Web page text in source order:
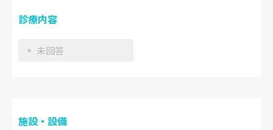
診療内容
未回答
施設・設備